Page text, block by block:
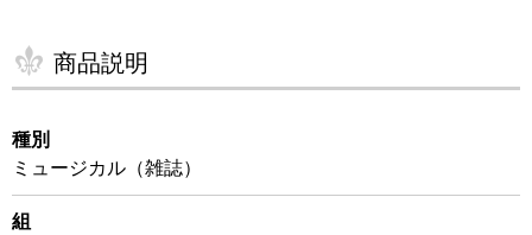
商品説明
種別
ミュージカル（雑誌）
組